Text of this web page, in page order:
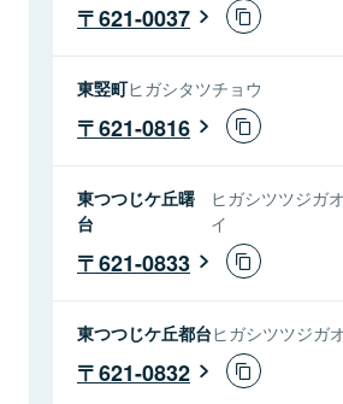
621-0037
東竪町ヒガシタツチョウ
621-0816
東つつじケ丘曙
台
ヒガシツツジガ
イ
621-0833
東つつじケ丘都台ヒガシツツジガ
621-0832